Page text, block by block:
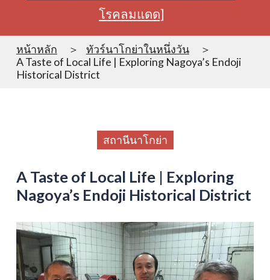
โรคลมแดด]
หน้าหลัก
ทัวร์นาโกย่าในหนึ่งวัน
A Taste of Local Life | Exploring Nagoya’s Endoji
Historical District
สถานีนาโกย่า
A Taste of Local Life | Exploring
Nagoya’s Endoji Historical District